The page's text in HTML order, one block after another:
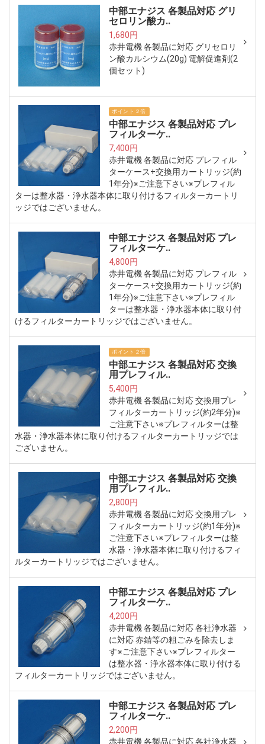
中部エナジス 各製品対応 グリ
セロリン酸カ..
1,680円
赤井電機 各製品に対応 グリセロリ
ン酸カルシウム(20g) 電解促進剤(2
個セット)
ポイント２倍
中部エナジス 各製品対応 プレ
フィルターケ..
7,400円
赤井電機 各製品に対応 プレフィル
ターケース+交換用カートリッジ(約
1年分)※ご注意下さい※プレフィル
ターは整水器・浄水器本体に取り付けるフィルターカートリ
ッジではございません。
中部エナジス 各製品対応 プレ
フィルターケ..
4,800円
赤井電機 各製品に対応 プレフィル
ターケース+交換用カートリッジ(約
1年分)※ご注意下さい※プレフィル
ターは整水器・浄水器本体に取り付
けるフィルターカートリッジではございません。
ポイント２倍
中部エナジス 各製品対応 交換
用プレフィル..
5,400円
赤井電機 各製品に対応 交換用プレ
フィルターカートリッジ(約2年分)※
ご注意下さい※プレフィルターは整
水器・浄水器本体に取り付けるフィルターカートリッジでは
ございません。
中部エナジス 各製品対応 交換
用プレフィル..
2,800円
赤井電機 各製品に対応 交換用プレ
フィルターカートリッジ(約1年分)※
ご注意下さい※プレフィルターは整
水器・浄水器本体に取り付けるフィ
ルターカートリッジではございません。
中部エナジス 各製品対応 プレ
フィルターケ..
4,200円
赤井電機 各製品に対応 各社浄水器
に対応 赤錆等の粗ごみを除去しま
す※ご注意下さい※プレフィルター
は整水器・浄水器本体に取り付ける
フィルターカートリッジではございません。
中部エナジス 各製品対応 プレ
フィルターケ..
2,200円
赤井電機 各製品に対応 各社浄水器